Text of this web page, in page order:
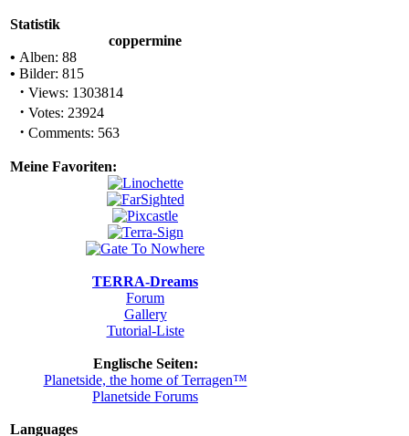
Statistik
coppermine
• Alben: 88
• Bilder: 815
· Views: 1303814
· Votes: 23924
· Comments: 563
Meine Favoriten:
TERRA-Dreams
Forum
Gallery
Tutorial-Liste
Englische Seiten:
Planetside, the home of Terragen™
Planetside Forums
Languages